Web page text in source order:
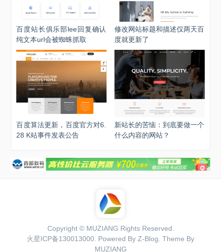
百度站长俱乐部lee回复确认
纯文本url会被蜘蛛抓取
修改网站标题和描述仅两天百
度就更新了
百度算法更新，百度官方对6.
28 K站事件发表公告
新站长的苦恼：到底要做一个
什么内容的网站？
Copyright © MUZIANG Rights Reserved.
火星ICP备130013000 . Powered By Z-Blog . Theme By
MUZIANG